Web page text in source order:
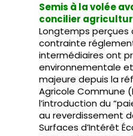
Semis à la volée
concilier
Longtemps perçues
contrainte
intermédiaires ont
environnementale
majeure depuis la
Agricole Commune
l’introduction du
au reverdissement
Surfaces d’Intérêt